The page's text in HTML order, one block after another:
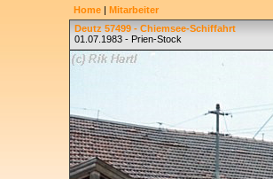
Home | Mitarbeiter
Deutz 57499 - Chiemsee-Schiffahrt
01.07.1983 - Prien-Stock